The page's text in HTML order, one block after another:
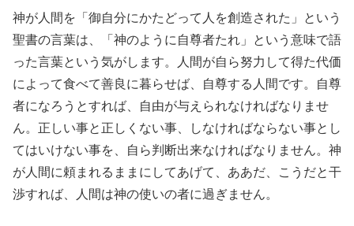
神が人間を「御自分にかたどって人を創造された」という
聖書の言葉は、「神のように自尊者たれ」という意味で語
った言葉という気がします。人間が自ら努力して得た代価
によって食べて善良に暮らせば、自尊する人間です。自尊
者になろうとすれば、自由が与えられなければなりませ
ん。正しい事と正しくない事、しなければならない事とし
てはいけない事を、自ら判断出来なければなりません。神
が人間に頼まれるままにしてあげて、ああだ、こうだと干
渉すれば、人間は神の使いの者に過ぎません。